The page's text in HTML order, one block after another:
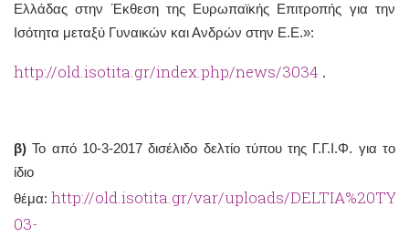
Ελλάδας στην Έκθεση της Ευρωπαϊκής Επιτροπής για την
Ισότητα μεταξύ Γυναικών και Ανδρών στην Ε.Ε.»:
http://old.isotita.gr/index.php/news/3034 .
β)Το από 10-3-2017 δισέλιδο δελτίο τύπου της Γ.Γ.Ι.Φ. για το
ίδιο
θέμα: http://old.isotita.gr/var/uploads/
03-